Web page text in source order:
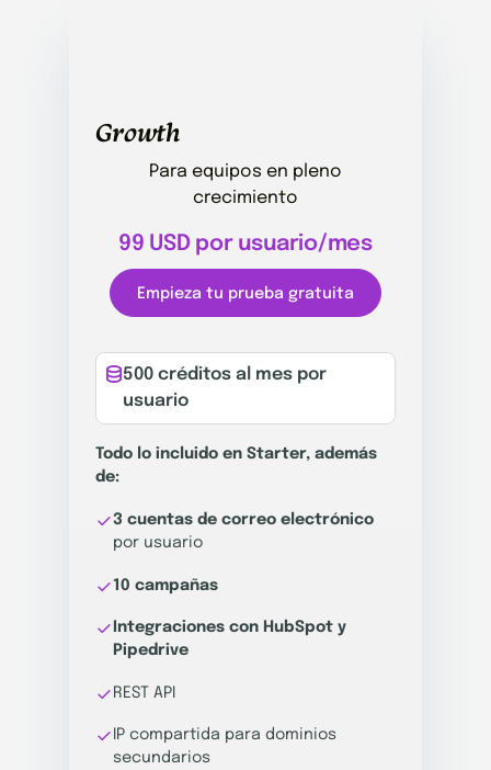
Growth
Para equipos en pleno
crecimiento
99 USD por usuario/mes
Empieza tu prueba gratuita
500 créditos al mes por
usuario
Todo lo incluido en Starter, además
de:
3 cuentas de correo electrónico
por usuario
10 campañas
Integraciones con HubSpot y
Pipedrive
REST API
IP compartida para dominios
secundarios